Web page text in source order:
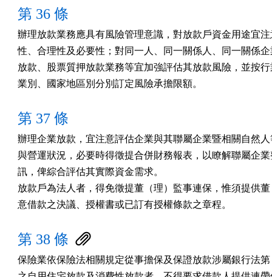
第 36 條
辦理放款業務應具有風險管理意識，對放款戶資金用途宜
性、合理性及必要性；對同一人、同一關係人、同一關係
放款、股票質押放款業務等宜加強評估其放款風險，並按
業別、國家地區別分別訂定風險承擔限額。
第 37 條
辦理企業放款，宜注意評估企業與其聯屬企業暨相關自然
與營運狀況，必要時得徵提合併財務報表，以瞭解聯屬企
訊，俾綜合評估其實際資金需求。
放款戶為法人者，得免徵提董（理）監事連保，惟須提供
意借款之決議、授權書或已訂有授權條款之章程。
第 38 條
保險業依保險法相關規定從事擔保及保證放款涉屬銀行法第